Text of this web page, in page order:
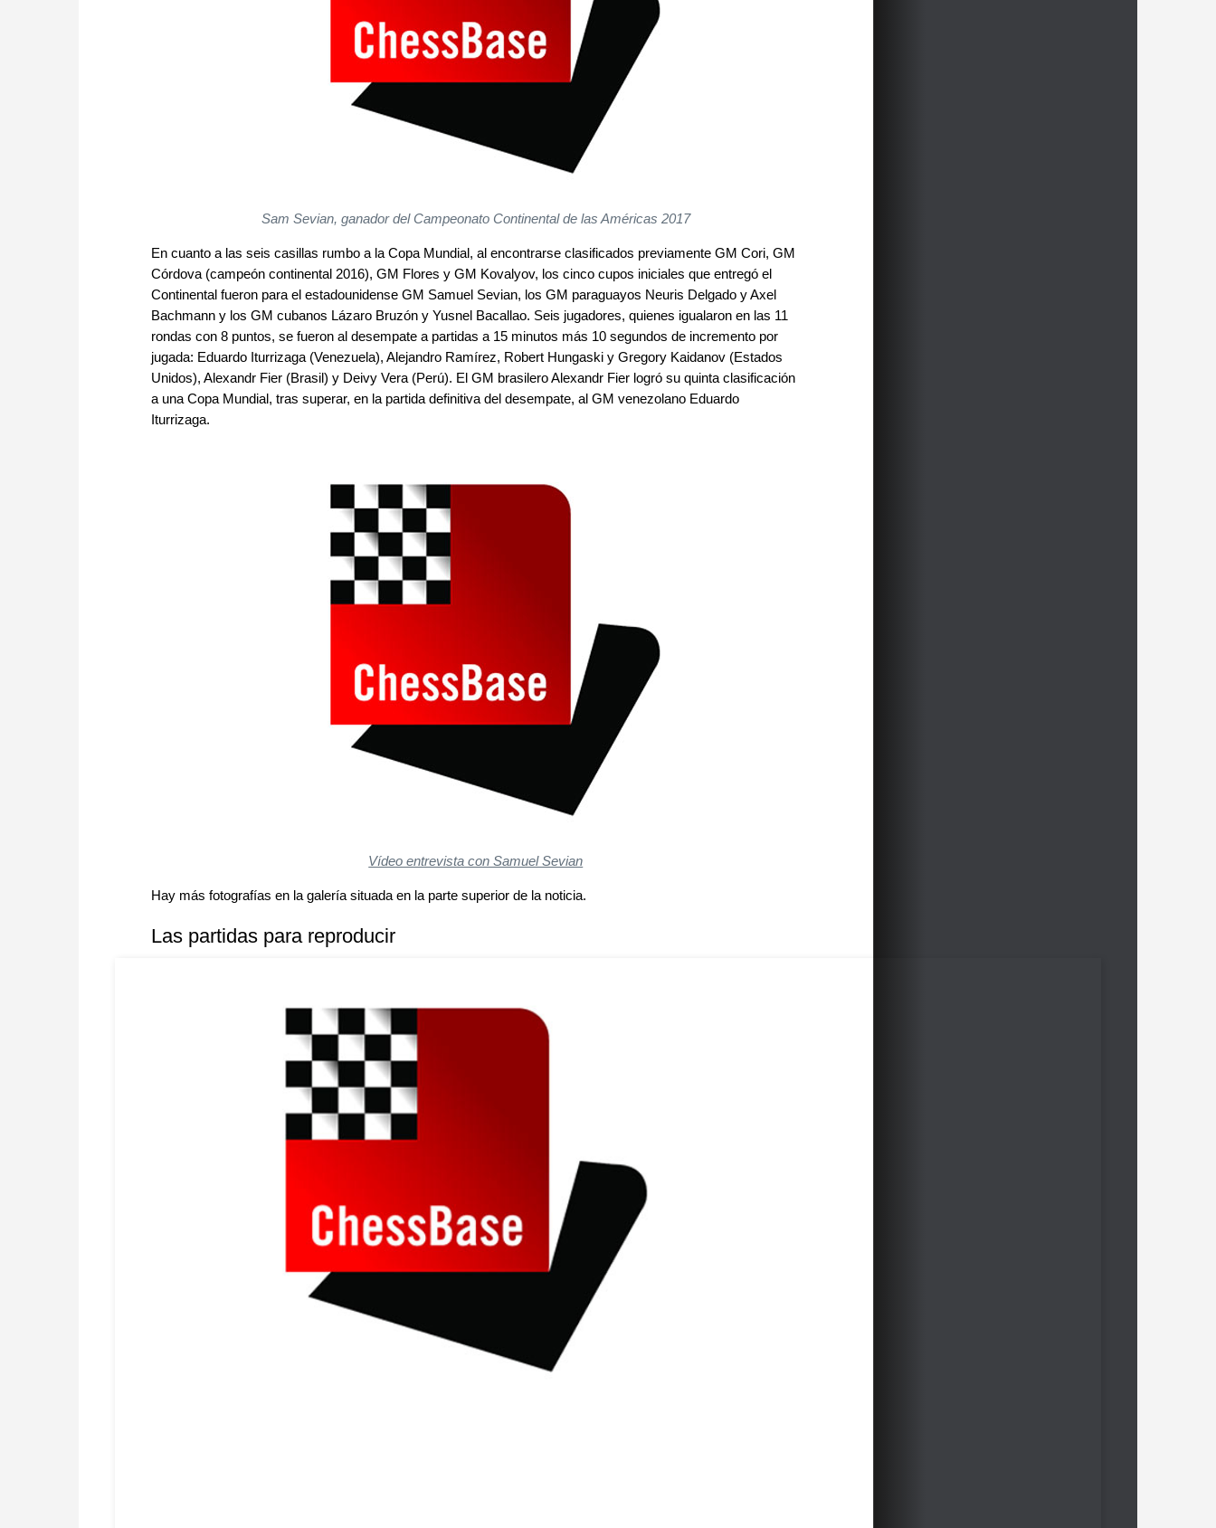
Sam Sevian, ganador del Campeonato Continental de las Américas 2017
En cuanto a las seis casillas rumbo a la Copa Mundial, al encontrarse clasificados previamente GM Cori, GM
Córdova (campeón continental 2016), GM Flores y GM Kovalyov, los cinco cupos iniciales que entregó el
Continental fueron para el estadounidense GM Samuel Sevian, los GM paraguayos Neuris Delgado y Axel
Bachmann y los GM cubanos Lázaro Bruzón y Yusnel Bacallao. Seis jugadores, quienes igualaron en las 11
rondas con 8 puntos, se fueron al desempate a partidas a 15 minutos más 10 segundos de incremento por
jugada: Eduardo Iturrizaga (Venezuela), Alejandro Ramírez, Robert Hungaski y Gregory Kaidanov (Estados
Unidos), Alexandr Fier (Brasil) y Deivy Vera (Perú). El GM brasilero Alexandr Fier logró su quinta clasificación
a una Copa Mundial, tras superar, en la partida definitiva del desempate, al GM venezolano Eduardo
Iturrizaga.
Vídeo entrevista con Samuel Sevian
Hay más fotografías en la galería situada en la parte superior de la noticia.
Las partidas para reproducir